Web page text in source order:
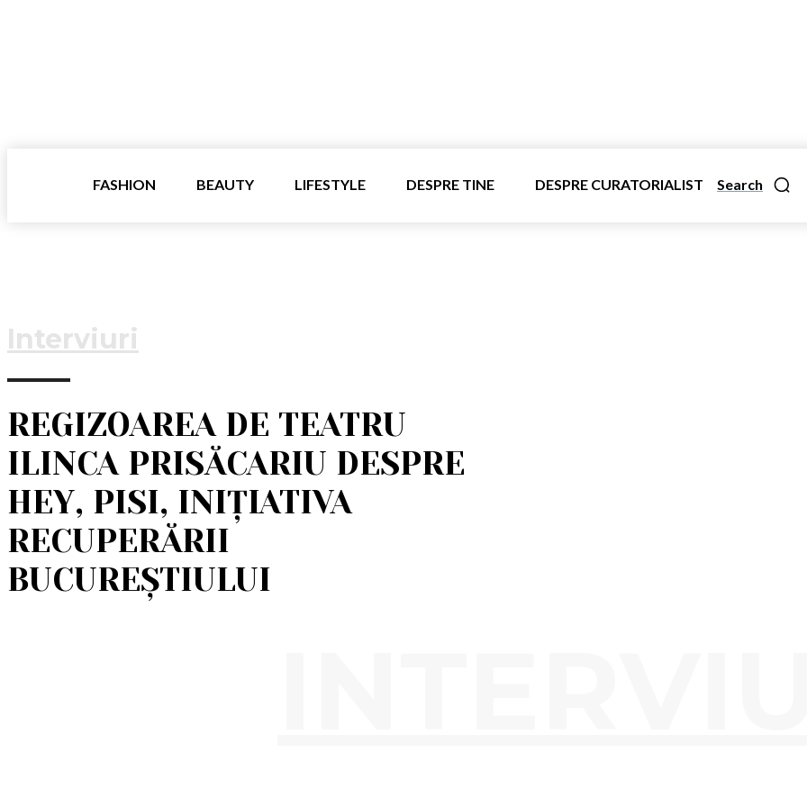
Search
FASHION BEAUTY LIFESTYLE DESPRE TINE DESPRE CURATORIALIST
Interviuri
REGIZOAREA DE TEATRU
ILINCA PRISĂCARIU DESPRE
HEY, PISI, INIȚIATIVA
RECUPERĂRII
BUCUREȘTIULUI